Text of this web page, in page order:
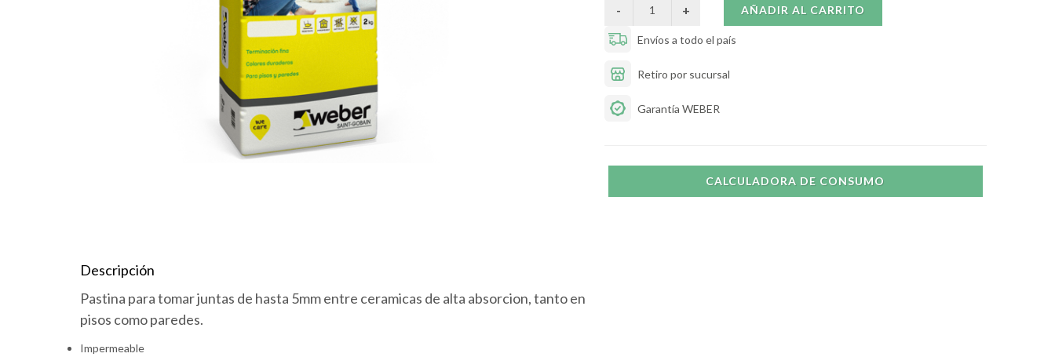
Descripción
Pastina para tomar juntas de hasta 5mm entre ceramicas de alta absorcion, tanto en
pisos como paredes.
Impermeable
AÑADIR AL CARRITO
Envíos a todo el país
Retiro por sucursal
Garantía WEBER
CALCULADORA DE CONSUMO